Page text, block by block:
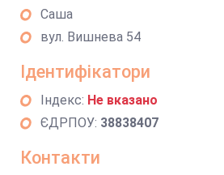
Саша
вул. Вишнева 54
Ідентифікатори
Індекс: Не вказано
ЄДРПОУ: 38838407
Контакти